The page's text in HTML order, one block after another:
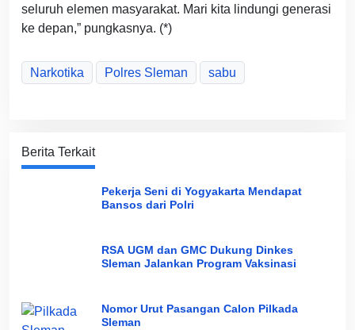
seluruh elemen masyarakat. Mari kita lindungi generasi
ke depan,” pungkasnya. (*)
Narkotika Polres Sleman sabu
Berita Terkait
Pekerja Seni di Yogyakarta Mendapat
Bansos dari Polri
RSA UGM dan GMC Dukung Dinkes
Sleman Jalankan Program Vaksinasi
Nomor Urut Pasangan Calon Pilkada
Sleman